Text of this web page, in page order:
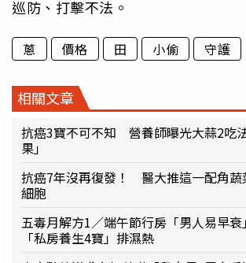
巡防、打擊不法。
蔥 價格 田 小偷 守護
相關文章
抗癌3寶不可不知 營養師曝光大蒜2吃
果」
抗癌7年沒再復發！ 醫大推這一配角蔬
細胞
五毒月解方1／端午節行房「男人易早
「私房養生4寶」排濕熱